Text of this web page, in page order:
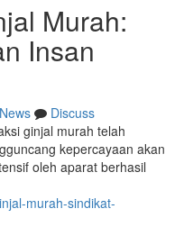
Murah:
Insan
News
Discuss
ginjal murah telah
kepercayaan akan
oleh aparat berhasil
murah-sindikat-